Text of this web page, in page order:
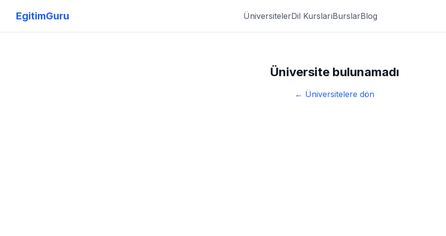
EgitimGuru ÜniversitelerDil KurslarıBurslarBlog
Üniversite bulunamadı
← Üniversitelere dön